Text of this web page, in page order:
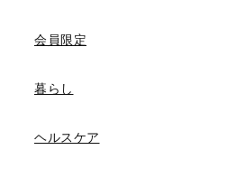
会員限定
暮らし
ヘルスケア